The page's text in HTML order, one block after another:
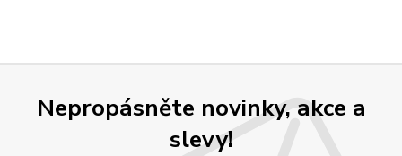
Nepropásněte novinky, akce a
slevy!